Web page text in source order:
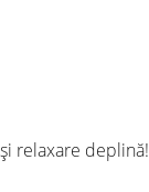
relaxare deplină!